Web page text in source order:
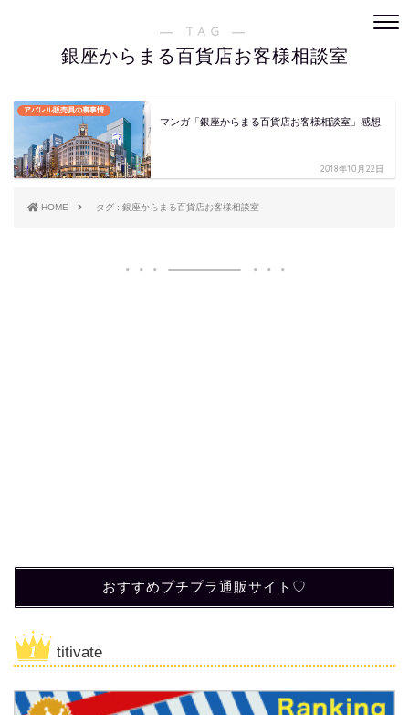
― TAG ―
銀座からまる百貨店お客様相談室
アパレル販売員の裏事情
マンガ「銀座からまる百貨店お客様相談室」感想
2018年10月22日
HOME タグ : 銀座からまる百貨店お客様相談室
おすすめプチプラ通販サイト♡
titivate